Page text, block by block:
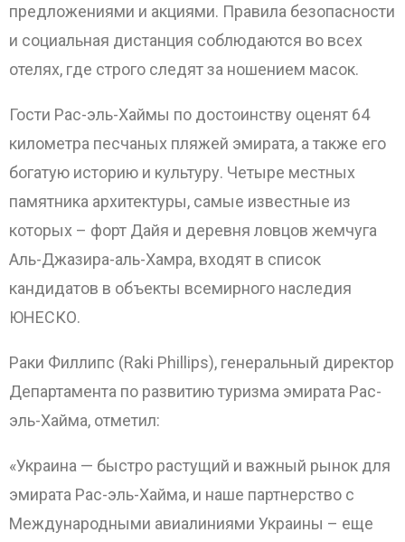
предложениями и акциями. Правила безопасности
и социальная дистанция соблюдаются во всех
отелях, где строго следят за ношением масок.
Гости Рас-эль-Хаймы по достоинству оценят 64
километра песчаных пляжей эмирата, а также его
богатую историю и культуру. Четыре местных
памятника архитектуры, самые известные из
которых – форт Дайя и деревня ловцов жемчуга
Аль-Джазира-аль-Хамра, входят в список
кандидатов в объекты всемирного наследия
ЮНЕСКО.
Раки Филлипс (Raki Phillips), генеральный директор
Департамента по развитию туризма эмирата Рас-
эль-Хайма, отметил:
«Украина — быстро растущий и важный рынок для
эмирата Рас-эль-Хайма, и наше партнерство с
Международными авиалиниями Украины – еще
ОТПРАВИТЬ